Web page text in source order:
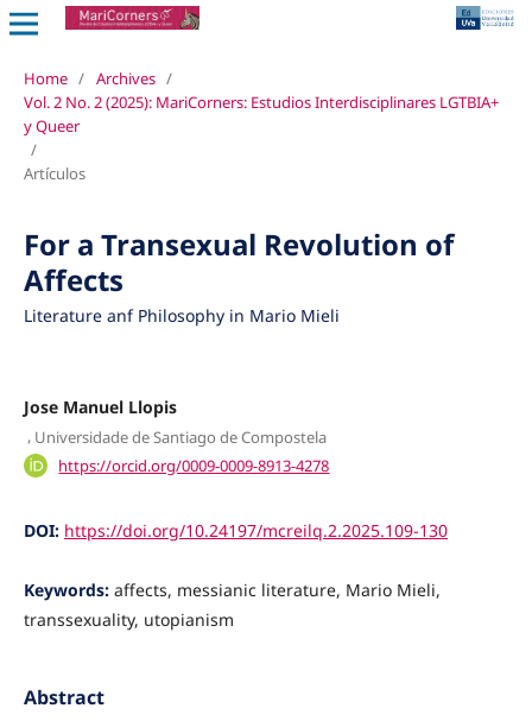
Home / Archives /
Vol. 2 No. 2 (2025): MariCorners: Estudios Interdisciplinares LGTBIA+
y Queer
/
Artículos
For a Transexual Revolution of
Affects
Literature anf Philosophy in Mario Mieli
Jose Manuel Llopis
, Universidade de Santiago de Compostela
https://orcid.org/0009-0009-8913-4278
DOI: https://doi.org/10.24197/mcreilq.2.2025.109-130
Keywords: affects, messianic literature, Mario Mieli,
transsexuality, utopianism
Abstract